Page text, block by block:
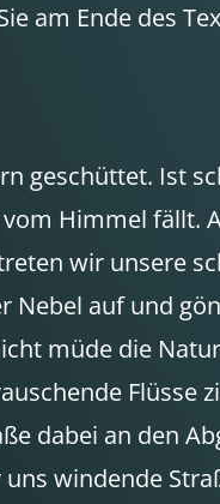
am Ende des
geschüttet. Ist
Himmel fällt.
wir unsere
Nebel auf und
müde die
Flüsse
dabei an den
windende